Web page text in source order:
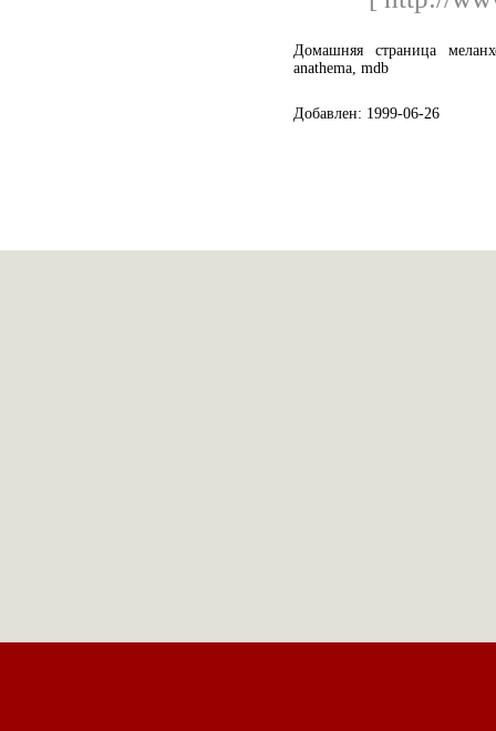
Домашняя страница
anathema, mdb
Добавлен: 1999-06-26